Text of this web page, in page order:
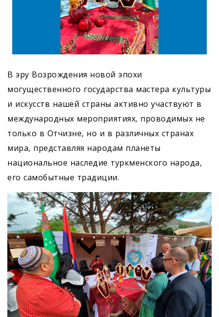
В эру Возрождения новой эпохи
могущественного государства мастера культуры
и искусств нашей страны активно участвуют в
международных мероприятиях, проводимых не
только в Отчизне, но и в различных странах
мира, представляя народам планеты
национальное наследие туркменского народа,
его самобытные традиции.